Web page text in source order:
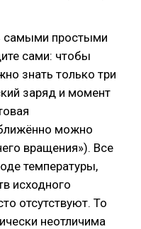
самыми простыми
сами: чтобы
знать только три
заряд и момент
можно
вращения»). Все
температуры,
исходного
отсутствуют. То
неотличима